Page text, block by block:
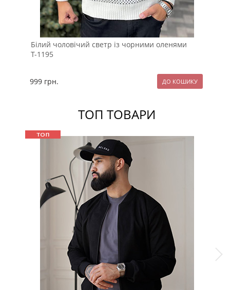
Білий чоловічий светр із чорними оленями
Т-1195
999 грн.
ТОП ТОВАРИ